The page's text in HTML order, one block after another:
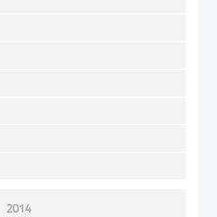
2014